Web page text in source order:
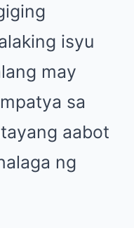
isyu
may
sa
aabot
ng